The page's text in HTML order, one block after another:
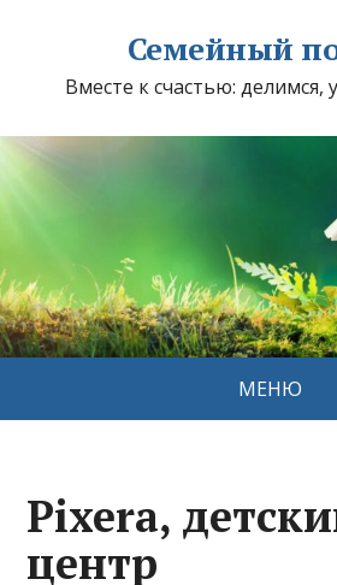
Семейный
Вместе к счастью: делимся,
МЕНЮ
Pixera,
центр